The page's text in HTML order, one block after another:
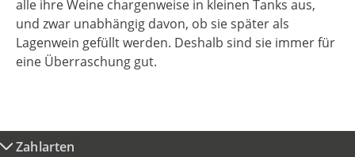
alle ihre Weine chargenweise in kleinen Tanks aus,
und zwar unabhängig davon, ob sie später als
Lagenwein gefüllt werden. Deshalb sind sie immer für
eine Überraschung gut.
Zahlarten